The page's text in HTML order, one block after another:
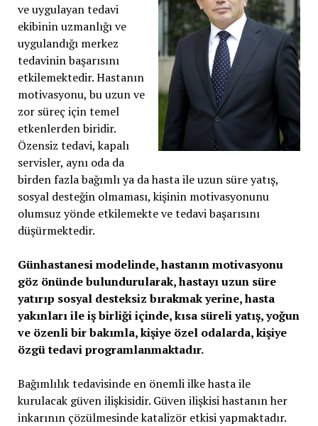
ve uygulayan tedavi
ekibinin uzmanlığı ve
uygulandığı merkez
tedavinin başarısını
etkilemektedir. Hastanın
motivasyonu, bu uzun ve
zor süreç için temel
etkenlerden biridir.
Özensiz tedavi, kapalı
servisler, aynı oda da
birden fazla bağımlı ya da hasta ile uzun süre yatış,
sosyal desteğin olmaması, kişinin motivasyonunu
olumsuz yönde etkilemekte ve tedavi başarısını
düşürmektedir.
Günhastanesimodelinde, hastanın motivasyonu
göz önünde bulundurularak, hastayı uzun süre
yatırıp sosyal desteksiz bırakmak yerine, hasta
yakınları ile iş birliği içinde, kısa süreli yatış, yoğun
ve özenli bir bakımla, kişiye özel odalarda, kişiye
özgü tedavi programlanmaktadır.
Bağımlılık tedavisinde en önemli ilke hasta ile
kurulacak güven ilişkisidir. Güven ilişkisi hastanın her
inkarının çözülmesinde katalizör etkisi yapmaktadır.